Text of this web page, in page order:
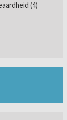
(4)